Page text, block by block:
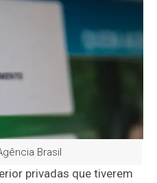
Brasil
privadas que tiverem